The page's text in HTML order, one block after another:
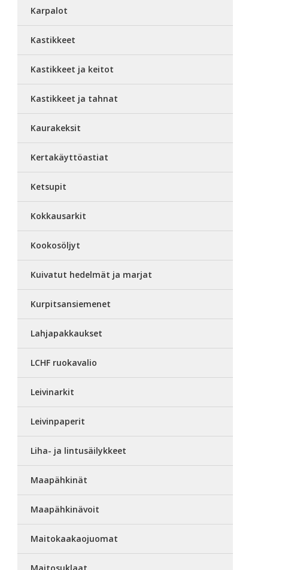
Karpalot
Kastikkeet
Kastikkeet ja keitot
Kastikkeet ja tahnat
Kaurakeksit
Kertakäyttöastiat
Ketsupit
Kokkausarkit
Kookosöljyt
Kuivatut hedelmät ja marjat
Kurpitsansiemenet
Lahjapakkaukset
LCHF ruokavalio
Leivinarkit
Leivinpaperit
Liha- ja lintusäilykkeet
Maapähkinät
Maapähkinävoit
Maitokaakaojuomat